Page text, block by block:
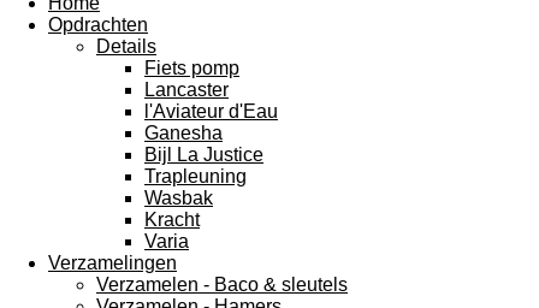
Opdrachten
Details
Fiets pomp
Lancaster
l'Aviateur d'Eau
Ganesha
Bijl La Justice
Trapleuning
Wasbak
Kracht
Varia
Verzamelingen
Verzamelen - Baco & sleutels